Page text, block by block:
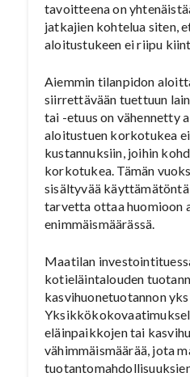
tavoitteena on
jatkajien kohtelua siten,
aloitustukeen ei riipu
Aiemmin tilanpidon
siirrettävään tuettuun
tai -etuus on vähennetty
aloitustuen korkotukea
kustannuksiin, joihin
korkotukea. Tämän
sisältyvää käyttämätöntä
tarvetta ottaa huomioon
enimmäismäärässä.
Maatilan
kotieläintalouden
kasvihuonetuotannon
eläinpaikkojen tai
vähimmäismäärää, jota